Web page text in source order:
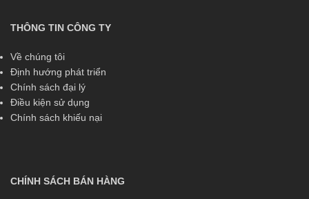
THÔNG TIN CÔNG TY
Về chúng tôi
Định hướng phát triển
Chính sách đại lý
Điều kiện sử dụng
Chính sách khiếu nại
CHÍNH SÁCH BÁN HÀNG